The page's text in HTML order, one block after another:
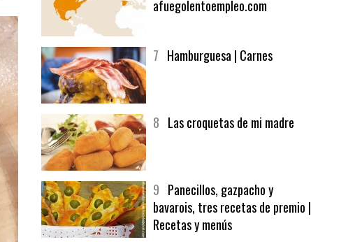
afuegolentoempleo.com
7 Hamburguesa | Carnes
8 Las croquetas de mi madre
9 Panecillos, gazpacho y
bavarois, tres recetas de premio |
Recetas y menús